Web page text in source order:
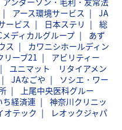
アース環境サービス
JA
ービス 日本ステリ
総
メディカルグループ
あず
ス
カワニシホールディン
リーブ21
アビリティー
ユニマット リタイアメン
JAなごや
ソシエ・ワー
上尾中央医科グルー
ち経済連
神奈川クリニッ
オテック
レオックジャパ